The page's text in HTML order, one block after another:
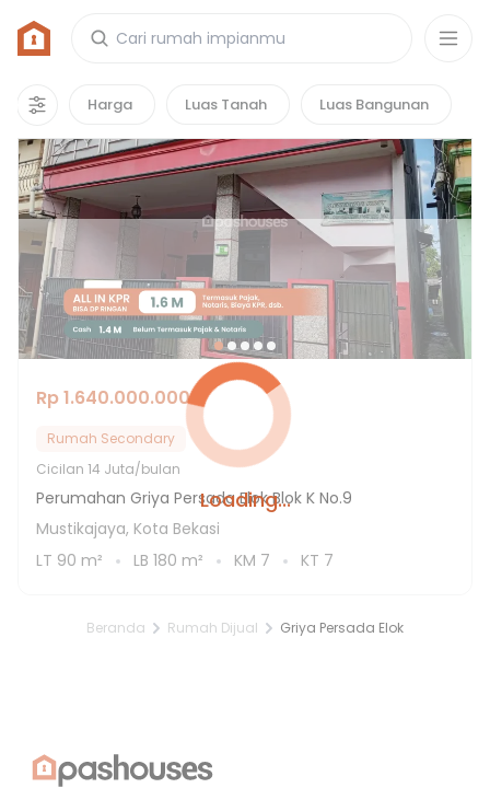
Harga Luas Tanah Luas Bangunan
Loading...
Rumah di Griya Persada Elok
1properti
Rp 1.640.000.000
Rumah Secondary
Cicilan 14 Juta/bulan
Perumahan Griya Persada Elok Blok K No.9
Mustikajaya, Kota Bekasi
LT 90 m² LB 180 m² KM 7 KT 7
Beranda Rumah Dijual Griya Persada Elok